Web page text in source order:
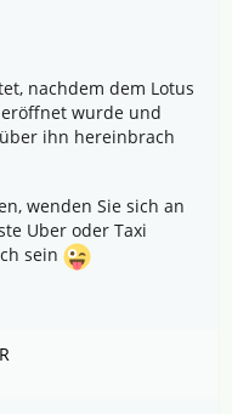
nachdem dem Lotus
wurde und
ihn hereinbrach
wenden Sie sich an
Uber oder Taxi
sein